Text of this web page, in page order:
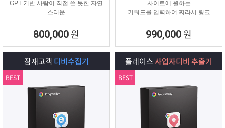
GPT 기반 사람이 직접 쓴 듯한 자연
스러운
다.
콘텐츠 마케터, 기업들이 홍보하기에
적합한 마케팅 프로그램 입니다.
800,000 원
사이트에 원하는
키워드를 입력하여 찌라시 링크
키워드를 등록해주는 프로그램입니
다.
텔레그램 등 아이디 입력으로 문의건
수를 늘릴 수 있습니다.
990,000 원
잠재고객 디비수집기
BEST
플레이스사업자디비 추출기
BEST